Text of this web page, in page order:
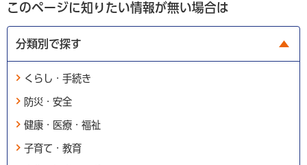
このページに知りたい情報が無い場合は
分類別で探す
くらし・手続き
防災・安全
健康・医療・福祉
子育て・教育